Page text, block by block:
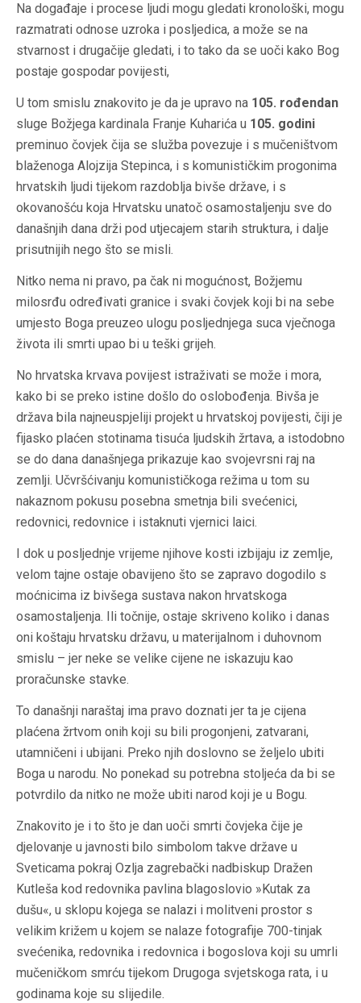
Na događaje i procese ljudi mogu gledati kronološki, mogu
razmatrati odnose uzroka i posljedica, a može se na
stvarnost i drugačije gledati, i to tako da se uoči kako Bog
postaje gospodar povijesti,
U tom smislu znakovito je da je upravo na 105. rođendan
sluge Božjega kardinala Franje Kuharića u 105. godini
preminuo čovjek čija se služba povezuje i s mučeništvom
blaženoga Alojzija Stepinca, i s komunističkim progonima
hrvatskih ljudi tijekom razdoblja bivše države, i s
okovanošću koja Hrvatsku unatoč osamostaljenju sve do
današnjih dana drži pod utjecajem starih struktura, i dalje
prisutnijih nego što se misli.
Nitko nema ni pravo, pa čak ni mogućnost, Božjemu
milosrđu određivati granice i svaki čovjek koji bi na sebe
umjesto Boga preuzeo ulogu posljednjega suca vječnoga
života ili smrti upao bi u teški grijeh.
No hrvatska krvava povijest istraživati se može i mora,
kako bi se preko istine došlo do oslobođenja. Bivša je
država bila najneuspjeliji projekt u hrvatskoj povijesti, čiji je
fijasko plaćen stotinama tisuća ljudskih žrtava, a istodobno
se do dana današnjega prikazuje kao svojevrsni raj na
zemlji. Učvršćivanju komunističkoga režima u tom su
nakaznom pokusu posebna smetnja bili svećenici,
redovnici, redovnice i istaknuti vjernici laici.
I dok u posljednje vrijeme njihove kosti izbijaju iz zemlje,
velom tajne ostaje obavijeno što se zapravo dogodilo s
moćnicima iz bivšega sustava nakon hrvatskoga
osamostaljenja. Ili točnije, ostaje skriveno koliko i danas
oni koštaju hrvatsku državu, u materijalnom i duhovnom
smislu – jer neke se velike cijene ne iskazuju kao
proračunske stavke.
To današnji naraštaj ima pravo doznati jer ta je cijena
plaćena žrtvom onih koji su bili progonjeni, zatvarani,
utamničeni i ubijani. Preko njih doslovno se željelo ubiti
Boga u narodu. No ponekad su potrebna stoljeća da bi se
potvrdilo da nitko ne može ubiti narod koji je u Bogu.
Znakovito je i to što je dan uoči smrti čovjeka čije je
djelovanje u javnosti bilo simbolom takve države u
Sveticama pokraj Ozlja zagrebački nadbiskup Dražen
Kutleša kod redovnika pavlina blagoslovio »Kutak za
dušu«, u sklopu kojega se nalazi i molitveni prostor s
velikim križem u kojem se nalaze fotografije 700-tinjak
svećenika, redovnika i redovnica i bogoslova koji su umrli
mučeničkom smrću tijekom Drugoga svjetskoga rata, i u
godinama koje su slijedile.